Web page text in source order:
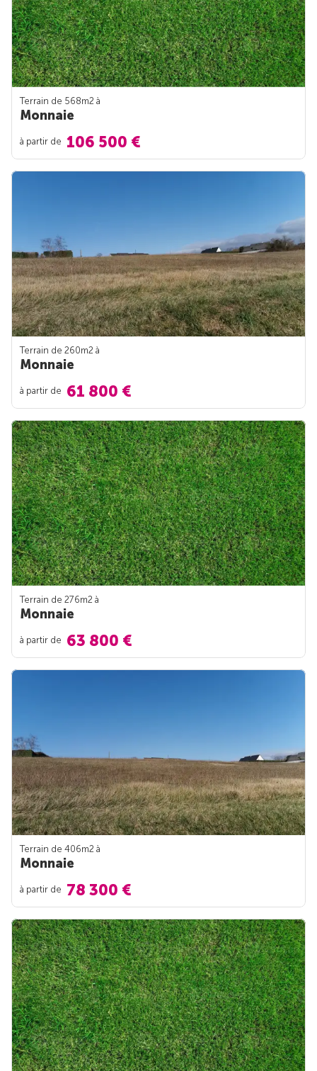
Terrain de 568m2 à
Monnaie
à partir de 106 500 €
Terrain de 260m2 à
Monnaie
à partir de 61 800 €
Terrain de 276m2 à
Monnaie
à partir de 63 800 €
Terrain de 406m2 à
Monnaie
à partir de 78 300 €